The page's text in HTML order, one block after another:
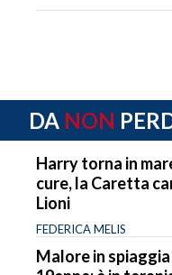
DA NON
Harry torna in
cure, la Caretta
Lioni
FEDERICA MELIS
Malore in